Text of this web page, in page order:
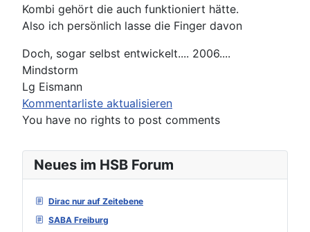
Neues im HSB Forum
Dirac nur auf Zeitebene
SABA Freiburg
Kombi gehört die auch funktioniert hätte.
Also ich persönlich lasse die Finger davon
Doch, sogar selbst entwickelt.... 2006....
Mindstorm
Lg Eismann
Kommentarliste aktualisieren
You have no rights to post comments